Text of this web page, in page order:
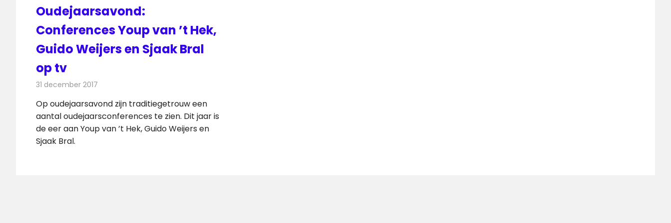
Oudejaarsavond:
Conferences Youp van ’t Hek,
Guido Weijers en Sjaak Bral
op tv
31 december 2017
Op oudejaarsavond zijn traditiegetrouw een
aantal oudejaarsconferences te zien. Dit jaar is
de eer aan Youp van ’t Hek, Guido Weijers en
Sjaak Bral.